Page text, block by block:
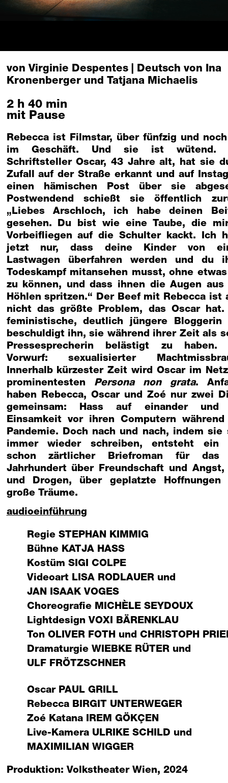
von Virginie Despentes | Deutsch von Ina
Kronenberger und Tatjana Michaelis
2 h 40 min
mit Pause
Rebecca ist Filmstar, über fünfzig und
im Geschäft. Und sie ist wütend.
Schriftsteller Oscar, 43 Jahre alt, hat sie
Zufall auf der Straße erkannt und auf
einen hämischen Post über sie
Postwendend schießt sie öffentlich
„Liebes Arschloch, ich habe deinen
gesehen. Du bist wie eine Taube, die
Vorbeifliegen auf die Schulter kackt. Ich
jetzt nur, dass deine Kinder von
Lastwagen überfahren werden und du
Todeskampf mitansehen musst, ohne
zu können, und dass ihnen die Augen aus
Höhlen spritzen.“ Der Beef mit Rebecca ist
nicht das größte Problem, das Oscar hat.
feministische, deutlich jüngere Bloggerin
beschuldigt ihn, sie während ihrer Zeit als
Pressesprecherin belästigt zu haben.
Vorwurf: sexualisierter
Innerhalb kürzester Zeit wird Oscar im
prominentesten Persona non grata.
haben Rebecca, Oscar und Zoé nur zwei
gemeinsam: Hass auf einander und
Einsamkeit vor ihren Computern
Pandemie. Doch nach und nach, indem sie
immer wieder schreiben, entsteht ein
schon zärtlicher Briefroman für das
Jahrhundert über Freundschaft und Angst,
und Drogen, über geplatzte Hoffnungen
große Träume.
audioeinführung
Regie STEPHAN KIMMIG
Bühne KATJA HASS
Kostüm SIGI COLPE
Videoart LISA RODLAUERund
JAN ISAAK VOGES
Choreografie MICHÈLE SEYDOUX
Lightdesign VOXI BÄRENKLAU
Ton OLIVER FOTHund CHRISTOPH
Dramaturgie WIEBKE RÜTERund
ULF FRÖTZSCHNER
Oscar PAUL GRILL
Rebecca BIRGIT UNTERWEGER
Zoé Katana
IREM GÖKÇEN
Live-Kamera ULRIKE SCHILD und
MAXIMILIAN WIGGER
Produktion: Volkstheater Wien, 2024